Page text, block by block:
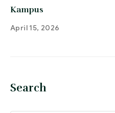
Kampus
April 15, 2026
Search